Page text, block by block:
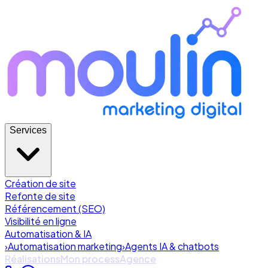
Services
Création de site
Refonte de site
Référencement (SEO)
Visibilité en ligne
Automatisation & IA
›Automatisation marketing›Agents IA & chatbots
RéalisationsMon processAgence